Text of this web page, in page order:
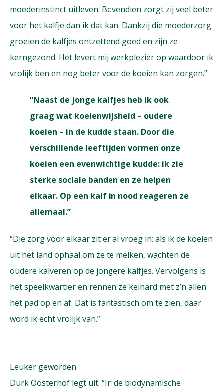
moederinstinct uitleven. Bovendien zorgt zij veel beter
voor het kalfje dan ik dat kan. Dankzij die moederzorg
groeien de kalfjes ontzettend goed en zijn ze
kerngezond. Het levert mij werkplezier op waardoor ik
vrolijk ben en nog beter voor de koeien kan zorgen.”
“Naast de jonge kalfjes heb ik ook
graag wat koeienwijsheid – oudere
koeien – in de kudde staan. Door die
verschillende leeftijden vormen onze
koeien een evenwichtige kudde: ik zie
sterke sociale banden en ze helpen
elkaar. Op een kalf in nood reageren ze
allemaal.”
“Die zorg voor elkaar zit er al vroeg in: als ik de koeien
uit het land ophaal om ze te melken, wachten de
oudere kalveren op de jongere kalfjes. Vervolgens is
het speelkwartier en rennen ze keihard met z’n allen
het pad op en af. Dat is fantastisch om te zien, daar
word ik echt vrolijk van.”
Leuker geworden
Durk Oosterhof legt uit: “In de biodynamische